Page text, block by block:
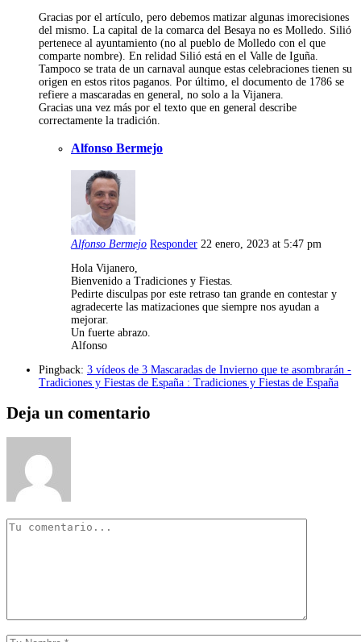
Gracias por el artículo, pero debemos matizar algunas imorecisiones
del mismo. La capital de la comarca del Besaya no es Molledo. Silió
pertenece al ayuntamiento (no al pueblo de Molledo con el que
comparte nombre). En relidad Silió está en el Valle de Iguña.
Tampoco se trata de un carnaval aunque estas celebraciones tienen su
origen en estos ritos paganos. Por último, el documento de 1786 se
refiere a mascaradas en general, no solo a la Vijanera.
Gracias una vez más por el texto que en general describe
correctamente la tradición.
Alfonso Bermejo
Alfonso Bermejo Responder 22 enero, 2023 at 5:47 pm
Hola Vijanero,
Bienvenido a Tradiciones y Fiestas.
Pedirte disculpas por este retraso tan grande en contestar y
agradecerte las matizaciones que siempre nos ayudan a
mejorar.
Un fuerte abrazo.
Alfonso
Pingback: 3 vídeos de 3 Mascaradas de Invierno que te asombrarán -
Tradiciones y Fiestas de España : Tradiciones y Fiestas de España
Deja un comentario